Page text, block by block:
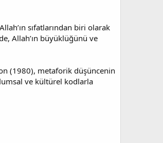
sıfatlarından biri olarak
Allah’ın büyüklüğünü ve
(1980), metaforik düşüncenin
ve kültürel kodlarla